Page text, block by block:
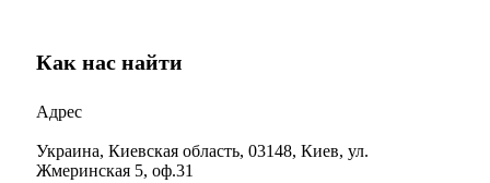
Как нас найти
Адрес
Украина, Киевская область, 03148, Киев, ул.
Жмеринская 5, оф.31